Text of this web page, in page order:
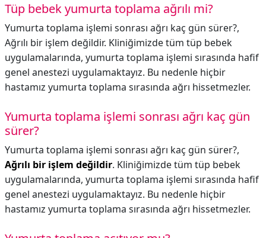
Tüp bebek yumurta toplama ağrılı mi?
Yumurta toplama işlemi sonrası ağrı kaç gün sürer?,
Ağrılı bir işlem değildir. Kliniğimizde tüm tüp bebek
uygulamalarında, yumurta toplama işlemi sırasında hafif
genel anestezi uygulamaktayız. Bu nedenle hiçbir
hastamız yumurta toplama sırasında ağrı hissetmezler.
Yumurta toplama işlemi sonrası ağrı kaç gün
sürer?
Yumurta toplama işlemi sonrası ağrı kaç gün sürer?,
Ağrılı bir işlem değildir. Kliniğimizde tüm tüp bebek
uygulamalarında, yumurta toplama işlemi sırasında hafif
genel anestezi uygulamaktayız. Bu nedenle hiçbir
hastamız yumurta toplama sırasında ağrı hissetmezler.